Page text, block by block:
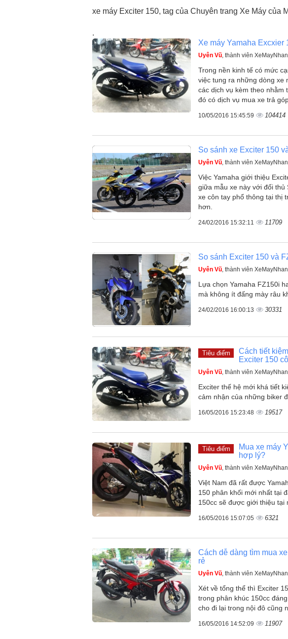
xe máy Exciter 150, tag của Chuyên trang Xe Máy của
.
Xe máy Yamaha Excxier
Uyên Vũ, thành viên
Trong nền kinh tế có mức
việc tung ra những dòng xe
các dịch vụ kèm theo nhằm
đó có dịch vụ mua xe trả
10/05/2016 15:45:59 104414
So sánh xe Exciter 150
Uyên Vũ, thành viên
Việc Yamaha giới thiệu
giữa mẫu xe này với đối thủ
xe côn tay phổ thông tại thị
hơn.
24/02/2016 15:32:11 11709
So sánh Exciter 150 và
Uyên Vũ, thành viên
Lựa chọn Yamaha FZ150i
mà không ít đấng mày râu
24/02/2016 16:00:13 30331
Tiêu điểm
Cách tiết
Exciter 150
Uyên Vũ, thành viên
Exciter thế hệ mới khá tiết
cảm nhận của những biker
16/05/2016 15:23:48 19517
Tiêu điểm
Mua xe máy
hợp lý?
Uyên Vũ, thành viên
Việt Nam đã rất được
150 phân khối mới nhất tại
150cc sẽ được giới thiệu tại
16/05/2016 15:07:05 6321
Cách dễ dàng tìm mua
rẻ
Uyên Vũ, thành viên
Xét về tổng thể thì Exciter
trong phân khúc 150cc
cho đi lại trong nội đô cũng
16/05/2016 14:52:09 11907